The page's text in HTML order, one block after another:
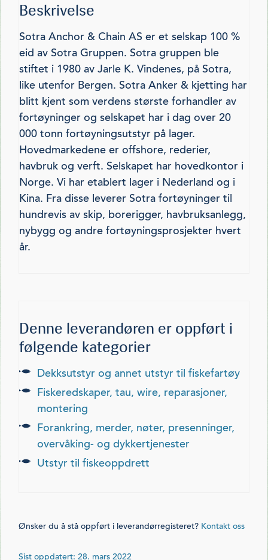
Beskrivelse
Sotra Anchor & Chain AS er et selskap 100 %
eid av Sotra Gruppen. Sotra gruppen ble
stiftet i 1980 av Jarle K. Vindenes, på Sotra,
like utenfor Bergen. Sotra Anker & kjetting har
blitt kjent som verdens største forhandler av
fortøyninger og selskapet har i dag over 20
000 tonn fortøyningsutstyr på lager.
Hovedmarkedene er offshore, rederier,
havbruk og verft. Selskapet har hovedkontor i
Norge. Vi har etablert lager i Nederland og i
Kina. Fra disse leverer Sotra fortøyninger til
hundrevis av skip, borerigger, havbruksanlegg,
nybygg og andre fortøyningsprosjekter hvert
år.
Denne leverandøren er oppført i
følgende kategorier
dekksutstyr og annet utstyr til fiskefartøy
fiskeredskaper, tau, wire, reparasjoner,
montering
forankring, merder, nøter, presenninger,
overvåking- og dykkertjenester
utstyr til fiskeoppdrett
Ønsker du å stå oppført i leverandørregisteret? Kontakt oss
Sist oppdatert: 28. mars 2022